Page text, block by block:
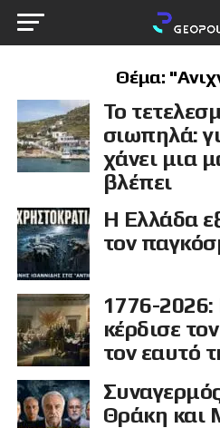
Θέμα:
Το
σιωπηλά:
χάνει μια
βλέπει
Η Ελλάδα
τον
1776-
κέρδισε
τον εαυτό
Θράκη και